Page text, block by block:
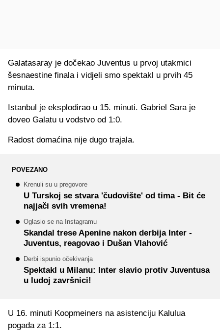
Galatasaray je dočekao Juventus u prvoj utakmici
šesnaestine finala i vidjeli smo spektakl u prvih 45
minuta.
Istanbul je eksplodirao u 15. minuti. Gabriel Sara je
doveo Galatu u vodstvo od 1:0.
Radost domaćina nije dugo trajala.
POVEZANO
Krenuli su u pregovore
U Turskoj se stvara 'čudovište' od tima - Bit će
najjači svih vremena!
Oglasio se na Instagramu
Skandal trese Apenine nakon derbija Inter -
Juventus, reagovao i Dušan Vlahović
Derbi ispunio očekivanja
Spektakl u Milanu: Inter slavio protiv Juventusa
u ludoj završnici!
U 16. minuti Koopmeiners na asistenciju Kalulua
pogađa za 1:1.